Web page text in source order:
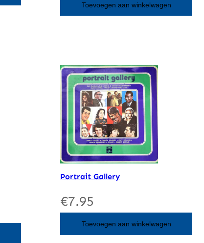
Toevoegen aan winkelwagen
Portrait Gallery
€7.95
Toevoegen aan winkelwagen